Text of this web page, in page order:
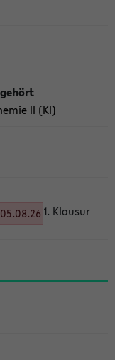
II (Kl)
1. Klausur